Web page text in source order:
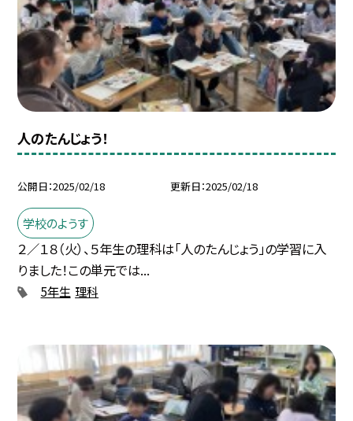
人のたんじょう！
公開日 2025/02/18 更新日 2025/02/18
学校のようす
２／１８（火）、５年生の理科は「人のたんじょう」の学習に入
りました！この単元では...
5年生 理科